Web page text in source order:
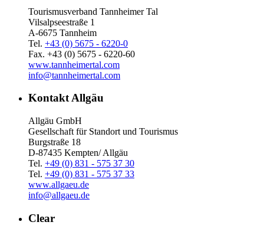
Tourismusverband Tannheimer Tal
Vilsalpseestraße 1
A-6675 Tannheim
Tel. +43 (0) 5675 - 6220-0
Fax. +43 (0) 5675 - 6220-60
www.tannheimertal.com
info@tannheimertal.com
Kontakt Allgäu
Allgäu GmbH
Gesellschaft für Standort und Tourismus
Burgstraße 18
D-87435 Kempten/ Allgäu
Tel. +49 (0) 831 - 575 37 30
Tel. +49 (0) 831 - 575 37 33
www.allgaeu.de
info@allgaeu.de
Clear